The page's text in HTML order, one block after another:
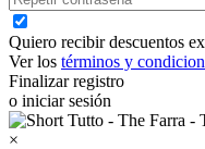
Quiero recibir descuentos
Ver los términos y
Finalizar registro
o iniciar sesión
×